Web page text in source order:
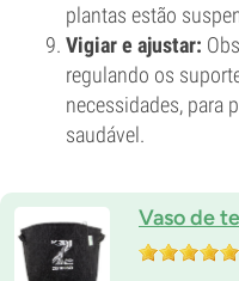
plantas estão
Vigiar e ajustar:
regulando os
necessidades, para
saudável.
Vaso de